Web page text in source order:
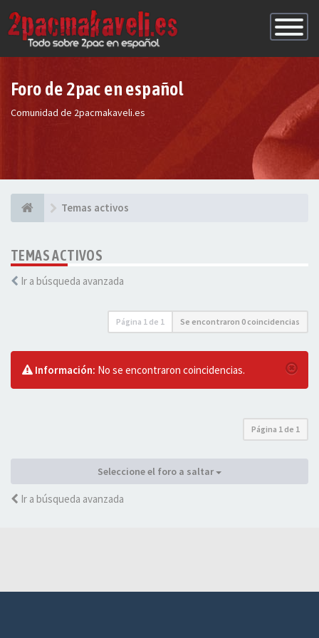
de
Foro de 2pac en español
Comunidad de 2pacmakaveli.es
Temas activos
TEMAS ACTIVOS
Ir a búsqueda avanzada
Página 1 de 1 Se encontraron 0 coincidencias
Información: No se encontraron coincidencias.
Página 1 de 1
Seleccione el foro a saltar
Ir a búsqueda avanzada